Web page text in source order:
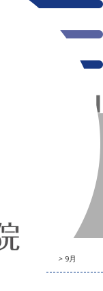
癒するって本当？
> 9月